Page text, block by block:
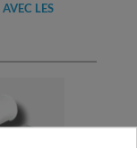
LES